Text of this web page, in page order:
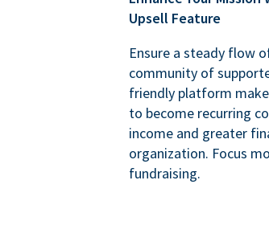
Upsell Feature
Ensure a steady flow
community of
friendly platform
to become recurring
income and greater
organization. Focus
fundraising.